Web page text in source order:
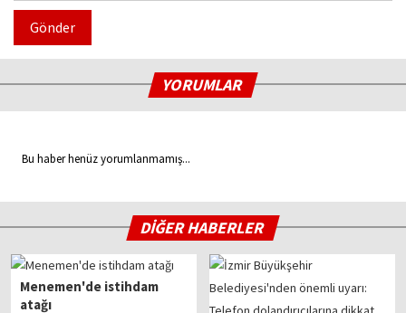
Gönder
YORUMLAR
Bu haber henüz yorumlanmamış...
DİĞER HABERLER
Menemen'de istihdam
atağı